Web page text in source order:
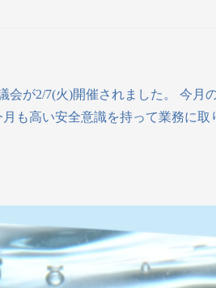
会が2/7(火)開催されました。 今
も高い安全意識を持って業務に